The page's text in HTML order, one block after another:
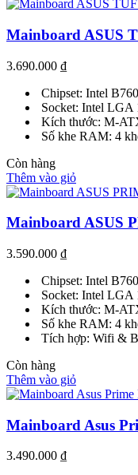
Mainboard ASUS
3.690.000 ₫
Chipset: Intel B760
Socket: Intel LGA
Kích thước: M-
Số khe RAM: 4
Còn hàng
Thêm vào giỏ
Mainboard ASUS
3.590.000 ₫
Chipset: Intel B760
Socket: Intel LGA
Kích thước: M-
Số khe RAM: 4
Tích hợp: Wifi &
Còn hàng
Thêm vào giỏ
Mainboard Asus
3.490.000 ₫